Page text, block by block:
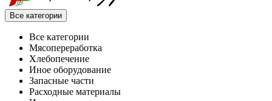
Все категории
Все категории
Мясопереработка
Хлебопечение
Иное оборудование
Запасные части
Расходные материалы